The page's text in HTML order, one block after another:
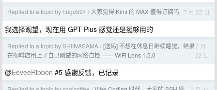
Replied to a topic by hugo594 › 大家觉得 Kimi 的 MAX 值得订阅吗 7 月 22 日
我选择观望，现在用 GPT Plus 感觉还是挺够用的
Replied to a topic by SHIINASAMA › [送码] 不想在休息日继续睡觉，结果
在咖啡店用上了自己刚做的网络自检 —— WiFi Lens 1.5.0
7 月
22 日
@EeveeRibbon #5 感谢反馈，已记录